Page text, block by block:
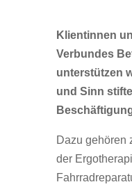
Klientinnen
Verbundes
unterstützen
und Sinn
Dazu gehören
der